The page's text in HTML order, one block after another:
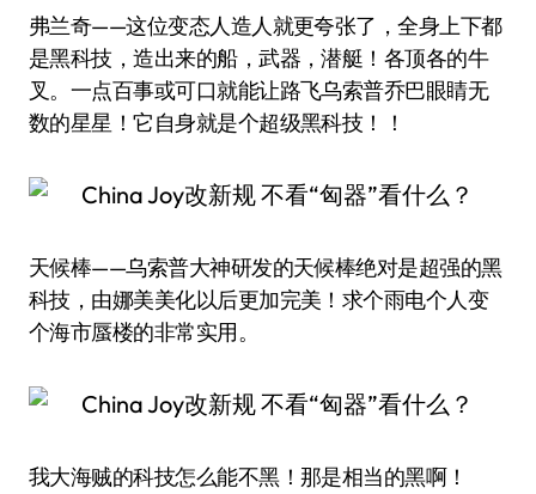
弗兰奇——这位变态人造人就更夸张了，全身上下都
是黑科技，造出来的船，武器，潜艇！各顶各的牛
叉。一点百事或可口就能让路飞乌索普乔巴眼睛无
数的星星！它自身就是个超级黑科技！！
天候棒——乌索普大神研发的天候棒绝对是超强的黑
科技，由娜美美化以后更加完美！求个雨电个人变
个海市蜃楼的非常实用。
我大海贼的科技怎么能不黑！那是相当的黑啊！